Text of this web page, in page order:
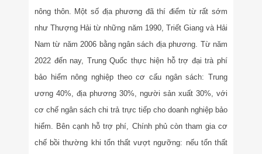
nông thôn. Một số địa phương đã thí điểm từ rất sớm
như Thượng Hải từ những năm 1990, Triết Giang và Hải
Nam từ năm 2006 bằng ngân sách địa phương. Từ năm
2022 đến nay, Trung Quốc thực hiện hỗ trợ đại trà phí
bảo hiểm nông nghiệp theo cơ cấu ngân sách: Trung
ương 40%, địa phương 30%, người sản xuất 30%, với
cơ chế ngân sách chi trả trực tiếp cho doanh nghiệp bảo
hiểm. Bên cạnh hỗ trợ phí, Chính phủ còn tham gia cơ
chế bồi thường khi tổn thất vượt ngưỡng: nếu tổn thất